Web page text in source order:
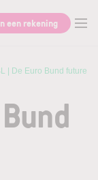
informatie
een rekening
| De Euro Bund future